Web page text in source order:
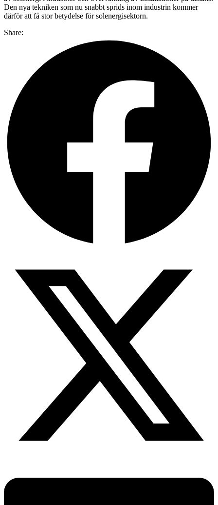
Den nya tekniken som nu snabbt sprids inom industrin kommer
därför att få stor betydelse för solenergisektorn.
Share: